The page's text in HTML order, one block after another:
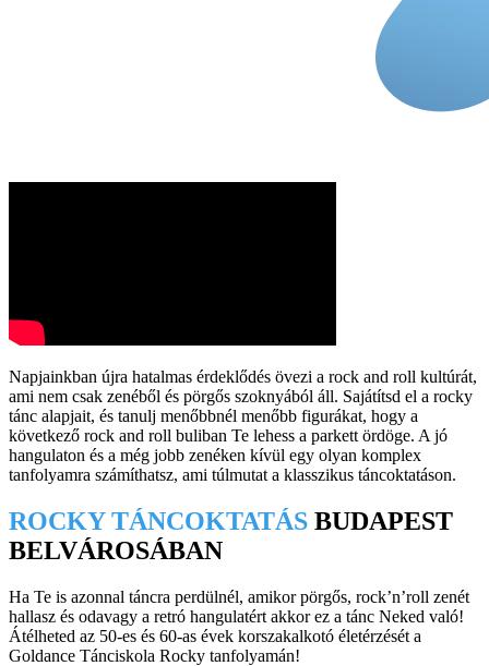
Napjainkban újra hatalmas érdeklődés övezi a rock and roll kultúrát,
ami nem csak zenéből és pörgős szoknyából áll. Sajátítsd el a rocky
tánc alapjait, és tanulj menőbbnél menőbb figurákat, hogy a
következő rock and roll buliban Te lehess a parkett ördöge. A jó
hangulaton és a még jobb zenéken kívül egy olyan komplex
tanfolyamra számíthatsz, ami túlmutat a klasszikus táncoktatáson.
ROCKY TÁNCOKTATÁS BUDAPEST
BELVÁROSÁBAN
Ha Te is azonnal táncra perdülnél, amikor pörgős, rock’n’roll zenét
hallasz és odavagy a retró hangulatért akkor ez a tánc Neked való!
Átélheted az 50-es és 60-as évek korszakalkotó életérzését a
Goldance Tánciskola Rocky tanfolyamán!